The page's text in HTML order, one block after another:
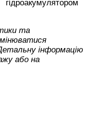
гідроакумулятором
та
інформацію
або на